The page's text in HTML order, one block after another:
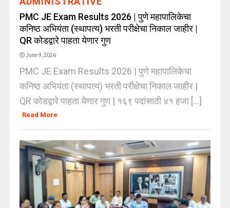
PMC JE Exam Results 2026 | पुणे महापालिकेचा
कनिष्ठ अभियंता (स्थापत्य) भरती परीक्षेचा निकाल जाहीर |
QR कोडद्वारे पाहता येणार गुण
June 9, 2026
PMC JE Exam Results 2026 | पुणे महापालिकेचा
कनिष्ठ अभियंता (स्थापत्य) भरती परीक्षेचा निकाल जाहीर |
QR कोडद्वारे पाहता येणार गुण | १६९ पदांसाठी ४१ हजा [...]
Read More